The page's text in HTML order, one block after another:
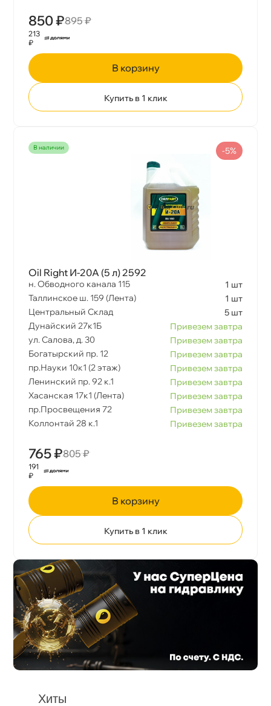
850 ₽895 ₽
213
₽
корзину
Купить в 1 клик
наличии
Oil Right И-20А (5 л) 2592
н. Обводного канала 115
1 шт
Таллинское ш. 159 (Лента)
1 шт
Центральный Склад
5 шт
Дунайский 27к1Б
Привезем завтра
ул. Салова, д. 30
Привезем завтра
Богатырский пр. 12
Привезем завтра
пр.Науки 10к1 (2 этаж)
Привезем завтра
Ленинский пр. 92 к.1
Привезем завтра
Хасанская 17к1 (Лента)
Привезем завтра
пр.Просвещения 72
Привезем завтра
Коллонтай 28 к.1
Привезем завтра
765 ₽805 ₽
-5%
191
₽
корзину
Купить в 1 клик
Хиты